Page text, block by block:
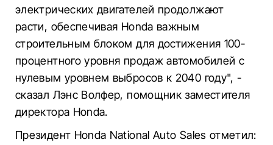
электрических двигателей продолжают
расти, обеспечивая Honda важным
строительным блоком для достижения 100-
процентного уровня продаж автомобилей с
нулевым уровнем выбросов к 2040 году", -
сказал Лэнс Волфер, помощник заместителя
директора Honda.
Президент Honda National Auto Sales отметил: